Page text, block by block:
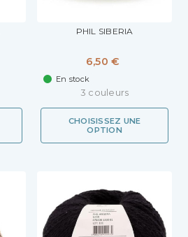
PHIL SIBERIA
6,50 €
En stock
3 couleurs
CHOISISSEZ UNE
OPTION